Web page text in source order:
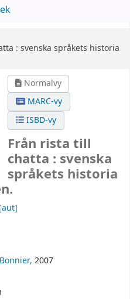
: svenska språkets historia
Normalvy
MARC-vy
ISBD-vy
Från rista till
chatta : svenska
språkets historia
[aut]
Bonnier, 2007